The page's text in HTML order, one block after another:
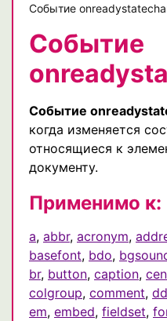
Событие
Событие
Событие
когда изменяется
относящиеся к
документу.
Применимо к:
a, abbr, acronym,
basefont, bdo,
br, button, caption,
colgroup, comment, dd
em, embed, fieldset,